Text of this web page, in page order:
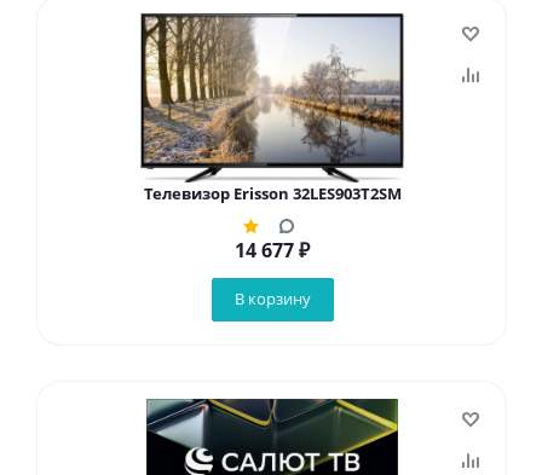
Телевизор Erisson 32LES903T2SM
14 677₽
В корзину